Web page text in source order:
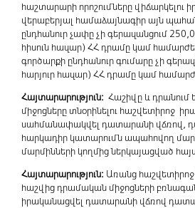
հաշտարարի որոշումները վիճարկելու
վերաբերյալ համաձայնագիր այն
ընդհանուր չափը չի գերազանցում
հիսուն հազար) ՀՀ դրամը կամ
գործարքի ընդհանուր գումարը չի
հարյուր հազար) ՀՀ դրամը կամ
Հայտարարություն: Հաշիվը և
միջոցները տնօրինելու հաշվետիրոջ
սահմանափակվել դատարանի վճռով,
հարկադիր կատարումն ապահովող
մարմինների կողմից ներկայացված
Հայտարարություն: Առանց
հաշվից դրամական միջոցների
իրականացվել դատարանի վճռով